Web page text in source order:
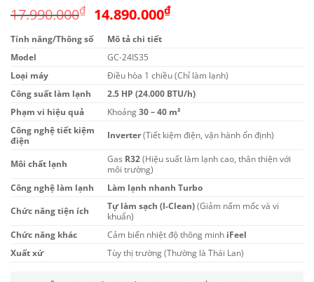
17.990.000₫ Giá
gốc
là:
17.990.000₫.
14.890.000₫Giá
14.890.000₫.
Tính năng/Thông số
Mô tả chi tiết
Model
GC-24IS35
Loại máy
Điều hòa 1 chiều (Chỉ làm lạnh)
Công suất làm lạnh
2.5 HP (24.000 BTU/h)
Phạm vi hiệu quả
Khoảng30 – 40 m²
Công nghệ tiết kiệm
điện
Inverter(Tiết kiệm điện, vận hành ổn định)
Môi chất lạnh Gas R32(Hiệu suất làm lạnh cao, thân thiện với
môi trường)
Công nghệ làm lạnh
Làm lạnh nhanh Turbo
Chức năng tiện ích Tự làm sạch (I-Clean)(Giảm nấm mốc và vi
khuẩn)
Chức năng khác
Cảm biến nhiệt độ thông minh iFeel
Xuất xứ
Tùy thị trường (Thường là Thái Lan)